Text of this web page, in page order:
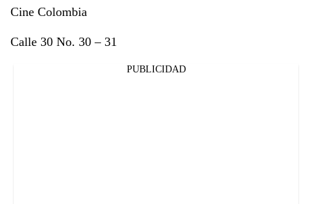
Cine Colombia
Calle 30 No. 30 – 31
PUBLICIDAD